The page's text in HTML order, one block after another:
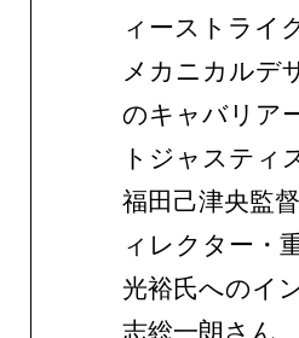
ィーストライ
メカニカルデ
のキャバリア
トジャステ
福田己津央監
ィレクター・
光裕氏へのイ